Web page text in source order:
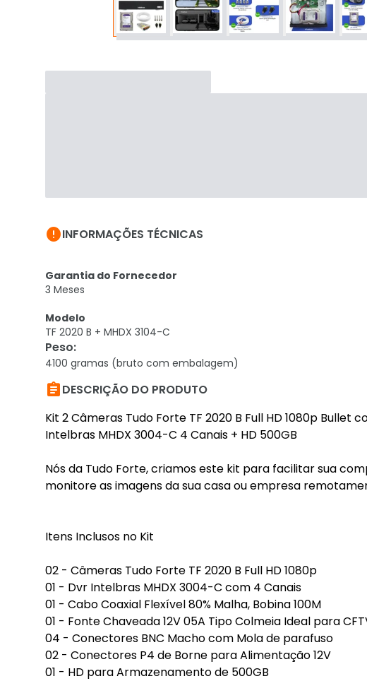
INFORMAÇÕES TÉCNICAS
Garantia do Fornecedor
3 Meses
Modelo
TF 2020 B + MHDX 3104-C
Peso:
4100 gramas (bruto com embalagem)
DESCRIÇÃO DO PRODUTO
Kit 2 Câmeras Tudo Forte TF 2020 B Full HD 1080p Bullet
Intelbras MHDX 3004-C 4 Canais + HD 500GB
Nós da Tudo Forte, criamos este kit para facilitar sua
monitore as imagens da sua casa ou empresa
Itens Inclusos no Kit
02 - Câmeras Tudo Forte TF 2020 B Full HD 1080p
01 - Dvr Intelbras MHDX 3004-C com 4 Canais
01 - Cabo Coaxial Flexível 80% Malha, Bobina 100M
01 - Fonte Chaveada 12V 05A Tipo Colmeia Ideal para
04 - Conectores BNC Macho com Mola de parafuso
02 - Conectores P4 de Borne para Alimentação 12V
01 - HD para Armazenamento de 500GB